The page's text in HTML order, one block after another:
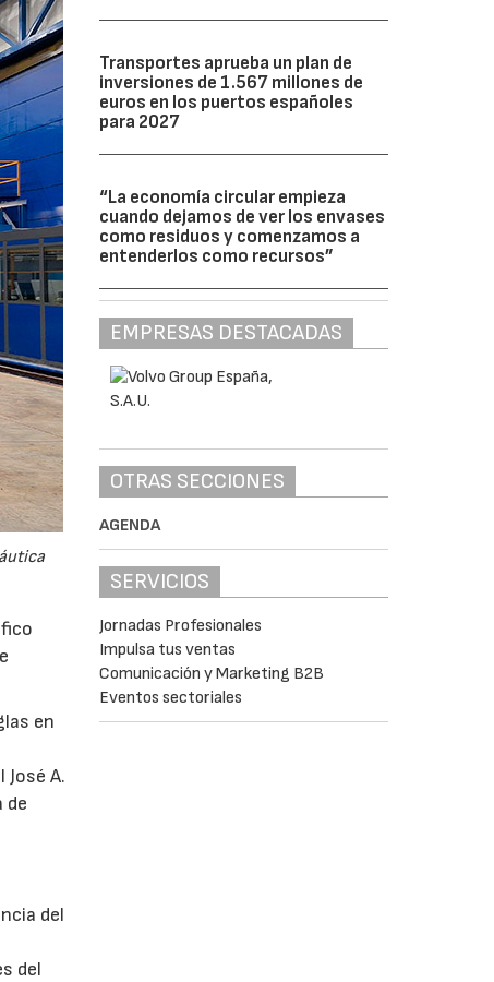
en
A.
de
del
del
Transportes aprueba un plan de
inversiones de 1.567 millones de
euros en los puertos españoles
para 2027
“La economía circular empieza
cuando dejamos de ver los envases
como residuos y comenzamos a
entenderlos como recursos”
EMPRESAS DESTACADAS
OTRAS SECCIONES
AGENDA
SERVICIOS
Jornadas Profesionales
Impulsa tus ventas
Comunicación y Marketing B2B
Eventos sectoriales